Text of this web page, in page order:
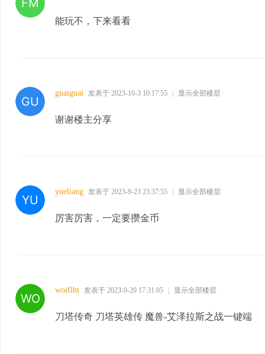
能玩不，下来看看
guaiguai 发表于 2023-10-3 10:17:55 显示全部楼层
谢谢楼主分享
yueliang 发表于 2023-9-23 23:37:55 显示全部楼层
厉害厉害，一定要攒金币
woiflht 发表于 2023-9-20 17:31:05 显示全部楼层
刀塔传奇 刀塔英雄传 魔兽-艾泽拉斯之战一键端